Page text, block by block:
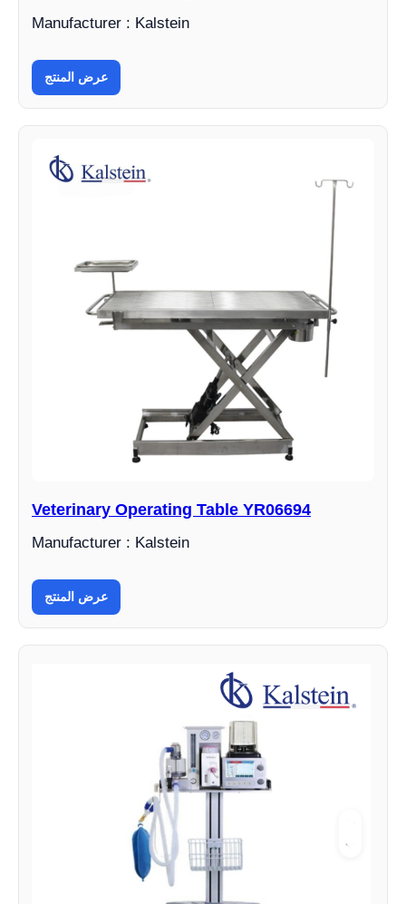
Manufacturer : Kalstein
عرض المنتج
Veterinary Operating Table YR06694
Manufacturer : Kalstein
عرض المنتج